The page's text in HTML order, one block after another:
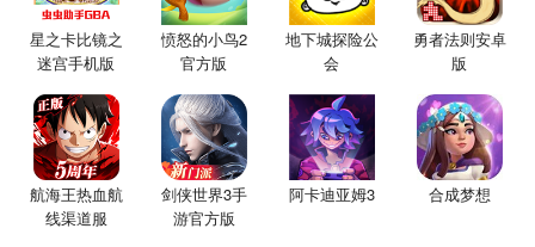
星之卡比镜之
迷宫手机版
愤怒的小鸟2
官方版
地下城探险公
会
勇者法则安卓
版
航海王热血航
线渠道服
剑侠世界3手
游官方版
阿卡迪亚姆3 合成梦想